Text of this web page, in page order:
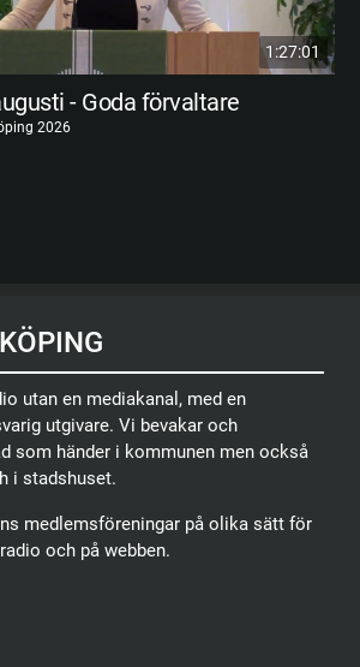
1:27:01
- Goda förvaltare
2026
utan en mediakanal, med en
utgivare. Vi bevakar och
som händer i kommunen men också
i stadshuset.
medlemsföreningar på olika sätt för
och på webben.